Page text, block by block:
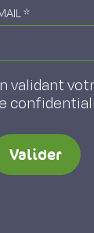
*
validant
Valider